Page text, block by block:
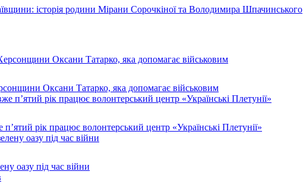
історія родини Мірани Сорочкіної та Володимира Шпачинського
Оксани Татарко, яка допомагає військовим
рік працює волонтерський центр «Українські Плетунії»
оазу під час війни